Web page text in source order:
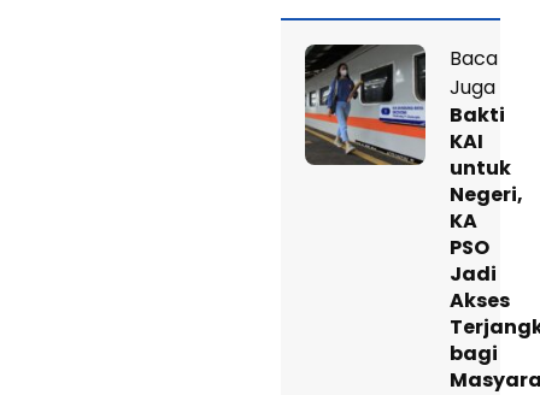
Baca
Juga
Bakti
KAI
untuk
Negeri,
KA
PSO
Jadi
Akses
bagi